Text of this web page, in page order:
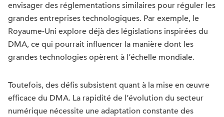
envisager des réglementations similaires pour réguler les
grandes entreprises technologiques. Par exemple, le
Royaume-Uni explore déjà des législations inspirées du
DMA, ce qui pourrait influencer la manière dont les
grandes technologies opèrent à l’échelle mondiale.
Toutefois, des défis subsistent quant à la mise en œuvre
efficace du DMA. La rapidité de l’évolution du secteur
numérique nécessite une adaptation constante des